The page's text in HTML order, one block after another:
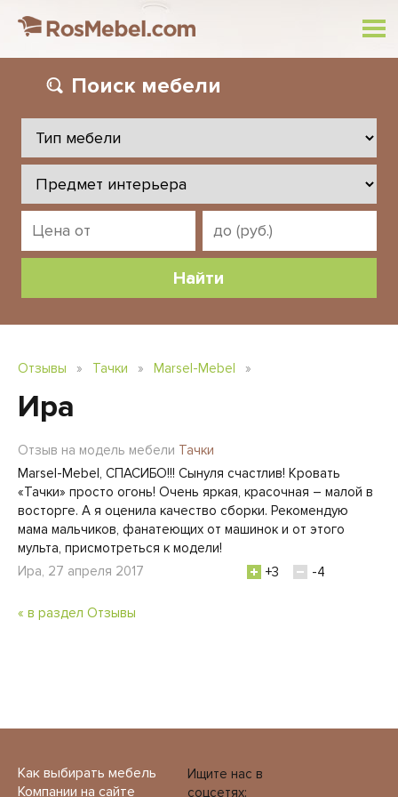
Поиск мебели
Отзывы » Тачки » Marsel-Mebel »
Ира
Отзыв на модель мебели Тачки
Marsel-Mebel, СПАСИБО!!! Сынуля счастлив! Кровать
«Тачки» просто огонь! Очень яркая, красочная – малой в
восторге. А я оценила качество сборки. Рекомендую
мама мальчиков, фанатеющих от машинок и от этого
мульта, присмотреться к модели!
Ира, 27 апреля 2017
+3 -4
« в раздел Отзывы
Как выбирать мебель
Компании на сайте
Ищите нас в
соцсетях: